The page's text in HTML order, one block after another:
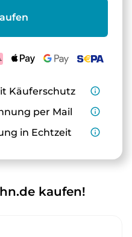
Käuferschutz
info_outline
per Mail
info_outline
in Echtzeit info_outline
kaufen!